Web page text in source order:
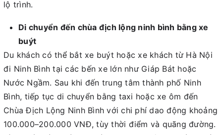
lộ trình.
Di chuyển đến chùa địch lộng ninh bình bằng xe
buýt
Du khách có thể bắt xe buýt hoặc xe khách từ Hà Nội
đi Ninh Bình tại các bến xe lớn như Giáp Bát hoặc
Nước Ngầm. Sau khi đến trung tâm thành phố Ninh
Bình, tiếp tục di chuyển bằng taxi hoặc xe ôm đến
Chùa Địch Lộng Ninh Bình với chi phí dao động khoảng
100.000–200.000 VNĐ, tùy thời điểm và quãng đường.